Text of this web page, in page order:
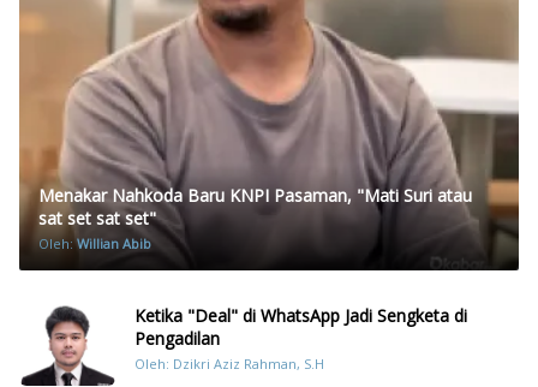
Menakar Nahkoda Baru KNPI Pasaman, "Mati Suri atau
sat set sat set"
Oleh:Willian Abib
Ketika "Deal" di WhatsApp Jadi Sengketa di
Pengadilan
Oleh: Dzikri Aziz Rahman, S.H